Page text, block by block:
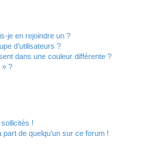
je en rejoindre un ?
d’utilisateurs ?
dans une couleur différente ?
» ?
!
de quelqu’un sur ce forum !